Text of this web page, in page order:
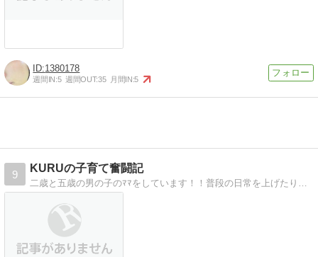
1380178
週間IN:5 週間OUT:35 月間IN:5
9
KURUの子育て奮闘記